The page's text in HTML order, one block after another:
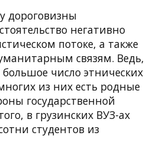
дороговизны
негативно
потоке, а также
связям. Ведь,
число этнических
из них есть родные
государственной
в грузинских ВУЗ-ах
студентов из